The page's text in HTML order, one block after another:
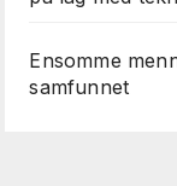
Ensomme
samfunnet